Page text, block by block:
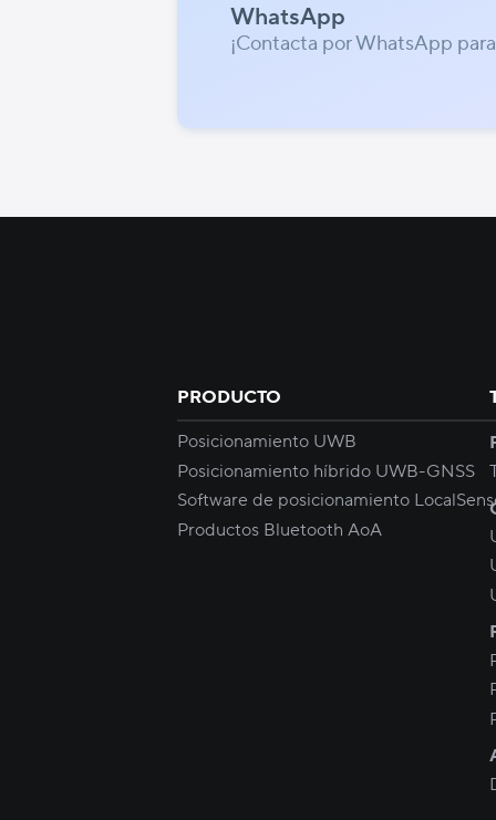
WhatsApp
¡Contacta por WhatsApp
PRODUCTO
Posicionamiento UWB
Posicionamiento híbrido UWB-GNSS
Software de posicionamiento
Productos Bluetooth AoA